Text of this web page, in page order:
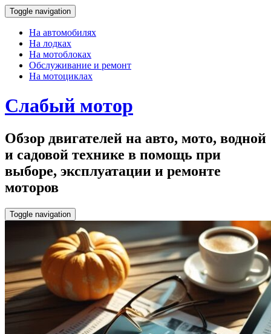
Toggle navigation
На автомобилях
На лодках
На мотоблоках
Обслуживание и ремонт
На мотоциклах
Слабый мотор
Обзор двигателей на авто, мото, водной
и садовой технике в помощь при
выборе, эксплуатации и ремонте
моторов
Toggle navigation